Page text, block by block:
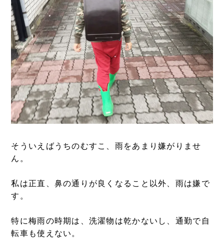
そういえばうちのむすこ、雨をあまり嫌がりませ
ん。
私は正直、鼻の通りが良くなること以外、雨は嫌で
す。
特に梅雨の時期は、洗濯物は乾かないし、通勤で自
転車も使えない。